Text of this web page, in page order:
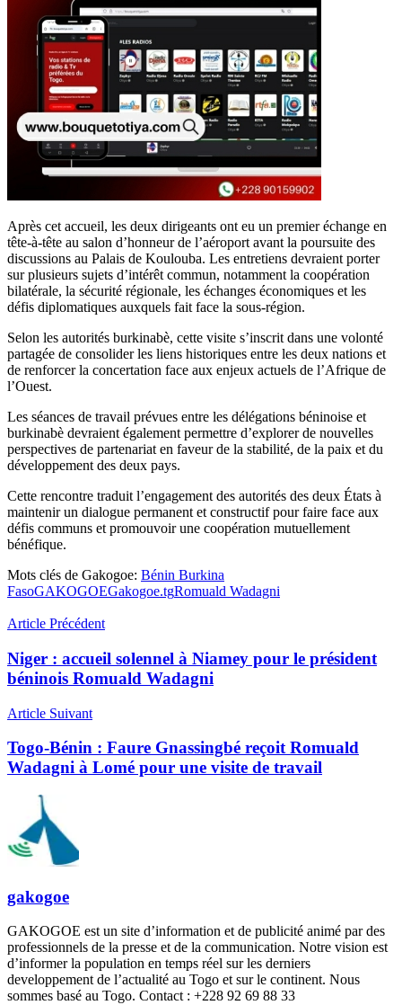
Après cet accueil, les deux dirigeants ont eu un premier échange en
tête-à-tête au salon d’honneur de l’aéroport avant la poursuite des
discussions au Palais de Koulouba. Les entretiens devraient porter
sur plusieurs sujets d’intérêt commun, notamment la coopération
bilatérale, la sécurité régionale, les échanges économiques et les
défis diplomatiques auxquels fait face la sous-région.
Selon les autorités burkinabè, cette visite s’inscrit dans une volonté
partagée de consolider les liens historiques entre les deux nations et
de renforcer la concertation face aux enjeux actuels de l’Afrique de
l’Ouest.
Les séances de travail prévues entre les délégations béninoise et
burkinabè devraient également permettre d’explorer de nouvelles
perspectives de partenariat en faveur de la stabilité, de la paix et du
développement des deux pays.
Cette rencontre traduit l’engagement des autorités des deux États à
maintenir un dialogue permanent et constructif pour faire face aux
défis communs et promouvoir une coopération mutuellement
bénéfique.
Mots clés de Gakogoe: Bénin Burkina
FasoGAKOGOEGakogoe.tgRomuald Wadagni
Article Précédent
Niger : accueil solennel à Niamey pour le président
béninois Romuald Wadagni
Article Suivant
Togo-Bénin : Faure Gnassingbé reçoit Romuald
Wadagni à Lomé pour une visite de travail
gakogoe
GAKOGOE est un site d’information et de publicité animé par des
professionnels de la presse et de la communication. Notre vision est
d’informer la population en temps réel sur les derniers
developpement de l’actualité au Togo et sur le continent. Nous
sommes basé au Togo. Contact : +228 92 69 88 33